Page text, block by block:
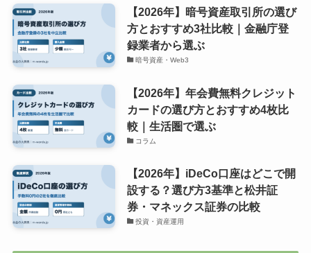
【2026年】暗号資産取引所の選び
方とおすすめ3社比較｜金融庁登
録業者から選ぶ
暗号資産・Web3
【2026年】年会費無料クレジット
カードの選び方とおすすめ4枚比
較｜生活圏で選ぶ
コラム
【2026年】iDeCo口座はどこで開
設する？選び方3基準と松井証
券・マネックス証券の比較
投資・資産運用